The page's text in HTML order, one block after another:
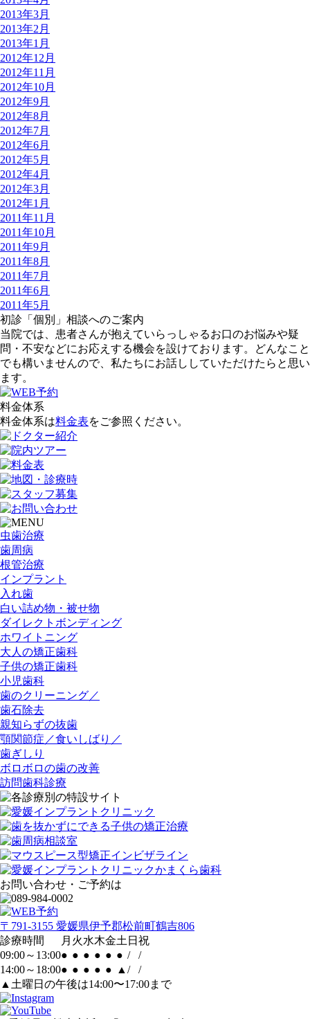
2013年3月
2013年2月
2013年1月
2012年12月
2012年11月
2012年10月
2012年9月
2012年8月
2012年7月
2012年6月
2012年5月
2012年4月
2012年3月
2012年1月
2011年11月
2011年10月
2011年9月
2011年8月
2011年7月
2011年6月
2011年5月
初診「個別」相談へのご案内
当院では、患者さんが抱えていらっしゃるお口のお悩みや疑
問・不安などにお応えする機会を設けております。どんなこと
でも構いませんので、私たちにお話ししていただけたらと思い
ます。
料金体系
料金体系は料金表をご参照ください。
虫歯治療
歯周病
根管治療
インプラント
入れ歯
白い詰め物・被せ物
ダイレクトボンディング
ホワイトニング
大人の矯正歯科
子供の矯正歯科
小児歯科
歯のクリーニング／
歯石除去
親知らずの抜歯
顎関節症／食いしばり／
歯ぎしり
ボロボロの歯の改善
訪問歯科診療
お問い合わせ・ご予約は
〒791-3155 愛媛県伊予郡松前町鶴吉806
診療時間
月 火水木金土 日 祝
09:00～13:00● ● ● ● ● ● /
/
14:00～18:00● ● ● ● ● ▲ /
/
▲土曜日の午後は14:00〜17:00まで